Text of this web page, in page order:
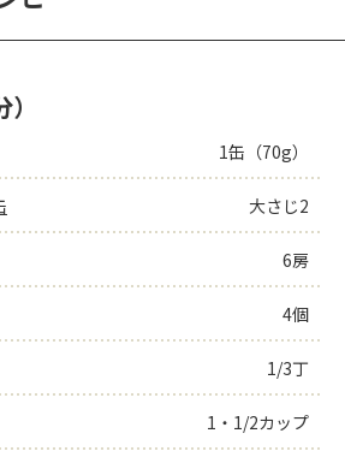
1缶（70g）
大さじ2
6房
4個
1/3丁
1・1/2カップ